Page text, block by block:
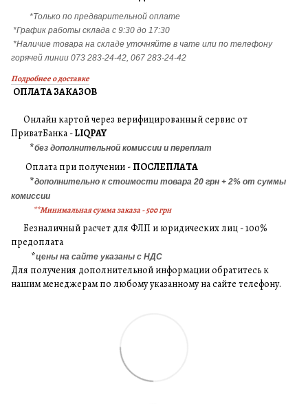
*Только по предварительной оплате
*График работы склада с 9:30 до 17:30
*Наличие товара на складе уточняйте в чате или по телефону
горячей линии 073 283-24-42, 067 283-24-42
Подробнее о доставке
ОПЛАТА ЗАКАЗОВ
Онлайн картой через верифицированный сервис от
ПриватБанка -LIQPAY
*без дополнительной комиссии и переплат
Оплата при получении - ПОСЛЕПЛАТА
*дополнительно к стоимости товара 20 грн + 2% от суммы
комиссии
**Минимальная сумма заказа - 500 грн
Безналичный расчет для ФЛП и юридических лиц - 100%
предоплата
*цены на сайте указаны с НДС
Для получения дополнительной информации обратитесь к
нашим менеджерам по любому указанному на сайте телефону.